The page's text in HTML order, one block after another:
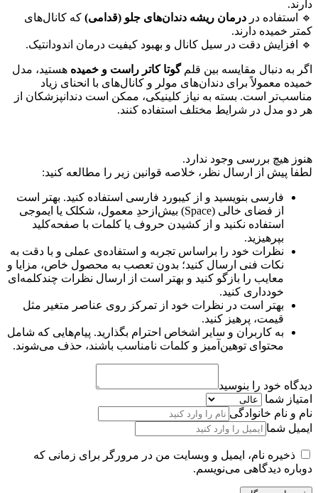
دارند.
🔹 استفاده در درمان ریشه دندان‌های جلو (قدامی) که کانال‌های
کمتر خمیده دارند.
🔹 افزایش دقت در سیل کانال و بهبود کیفیت درمان اندودانتیک.
اگر به دنبال مقایسه بین قلمگوتا کاتر راست و خمیده هستید، مدل
خمیده معمولاً برای دندان‌های مولر و کانال‌های با انحنای زیاد
مناسب‌تر است. بسته به نیاز کلینیکی، ممکن است دندانپزشکان از
هر دو مدل در شرایط مختلف استفاده کنند.
هنوز هیچ بررسی وجود ندارد.
لطفا پیش از ارسال نظر، خلاصه قوانین زیر را مطالعه کنید:
فارسی بنویسید و از کیبورد فارسی استفاده کنید. بهتر است
از فضای خالی (Space) بیش‌از‌حدِ معمول، شکلک یا ایموجی
استفاده نکنید و از کشیدن حروف یا کلمات با صفحه‌کلید
بپرهیزید.
نظرات خود را براساس تجربه و استفاده‌ی عملی و با دقت به
نکات فنی ارسال کنید؛ بدون تعصب به محصول خاص، مزایا و
معایب را بازگو کنید و بهتر است از ارسال نظرات چندکلمه‌‌ای
خودداری کنید.
بهتر است در نظرات خود از تمرکز روی عناصر متغیر مثل
قیمت، پرهیز کنید.
به کاربران و سایر اشخاص احترام بگذارید. پیام‌هایی که شامل
محتوای توهین‌آمیز و کلمات نامناسب باشند، حذف می‌شوند.
دیدگاه خود را بنوسید
امتیاز شما
نام و نام خانوادگی
ایمیل شما
ذخیره نام، ایمیل و وبسایت من در مرورگر برای زمانی که
دوباره دیدگاهی می‌نویسم.